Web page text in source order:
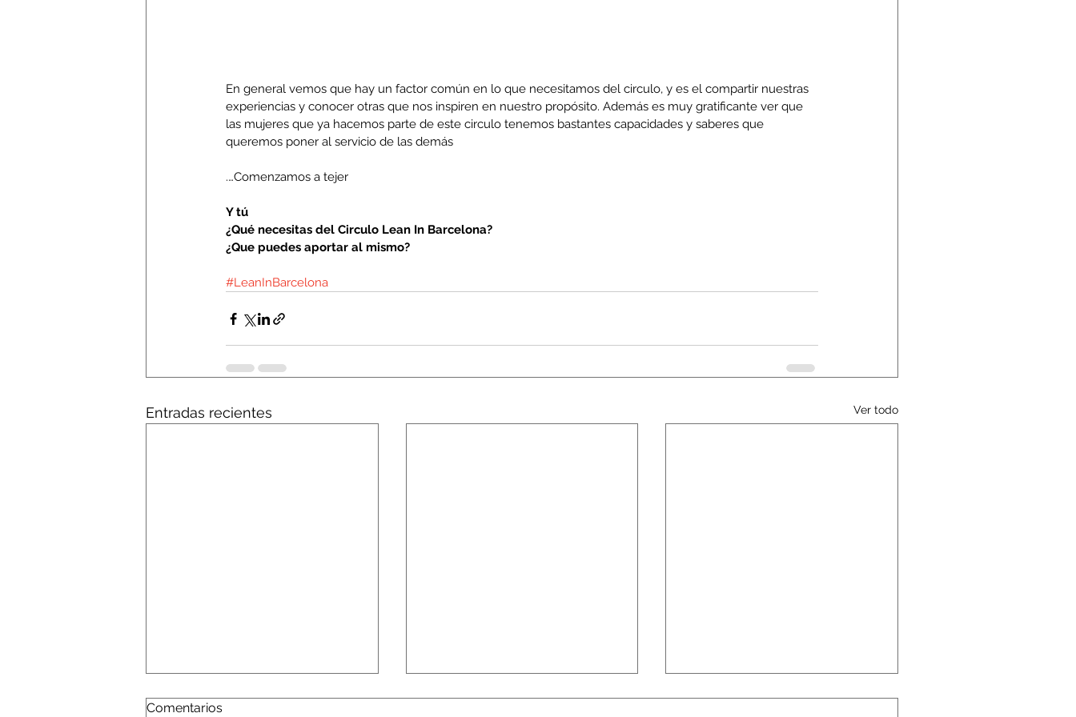
En general vemos que hay un factor común en lo que necesitamos del circulo, y es el compartir nuestras
experiencias y conocer otras que nos inspiren en nuestro propósito. Además es muy gratificante ver que
las mujeres que ya hacemos parte de este circulo tenemos bastantes capacidades y saberes que
queremos poner al servicio de las demás
.…Comenzamos a tejer
Y tú
¿Qué necesitas del Circulo Lean In Barcelona?
¿Que puedes aportar al mismo?
#LeanInBarcelona
Entradas recientes Ver todo
Comentarios